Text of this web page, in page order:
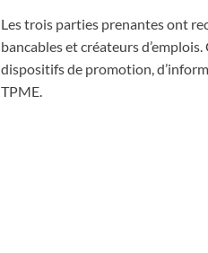
Les trois parties prenantes ont
bancables et créateurs
dispositifs de promotion,
TPME.